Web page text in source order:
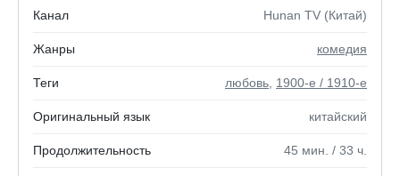
Канал Hunan TV (Китай)
Жанры комедия
Теги любовь 1900-е / 1910-е
Оригинальный язык китайский
Продолжительность 45 мин. / 33 ч.